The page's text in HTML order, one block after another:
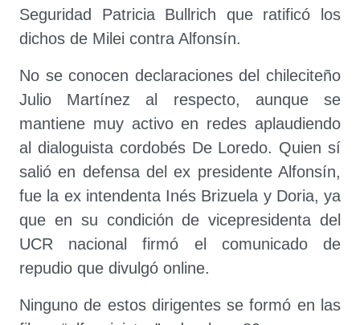
Seguridad Patricia Bullrich que ratificó los
dichos de Milei contra Alfonsín.
No se conocen declaraciones del chileciteño
Julio Martínez al respecto, aunque se
mantiene muy activo en redes aplaudiendo
al dialoguista cordobés De Loredo. Quien sí
salió en defensa del ex presidente Alfonsín,
fue la ex intendenta Inés Brizuela y Doria, ya
que en su condición de vicepresidenta del
UCR nacional firmó el comunicado de
repudio que divulgó online.
Ninguno de estos dirigentes se formó en las